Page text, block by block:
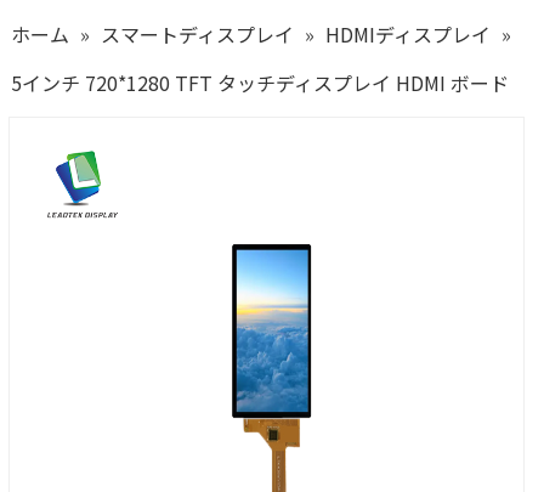
ホーム » スマートディスプレイ » HDMIディスプレイ »
5インチ 720*1280 TFT タッチディスプレイ HDMI ボード